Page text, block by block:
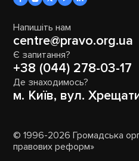
Напишіть нам
centre@pravo.org.ua
Є запитання?
+38 (044) 278-03-17
Де знаходимось?
м. Київ, вул.
© 1996-2026 Громадська
правових реформ»